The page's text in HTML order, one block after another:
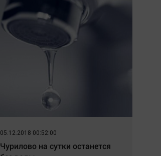
05.12.2018 00:52:00
Чурилово на сутки останется